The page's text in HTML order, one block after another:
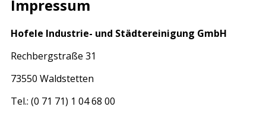
Impressum
Hofele Industrie- und Städtereinigung GmbH
Rechbergstraße 31
73550 Waldstetten
Tel.: (0 71 71) 1 04 68 00